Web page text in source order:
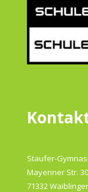
Staufer-
Mayenner Str. 30
71332